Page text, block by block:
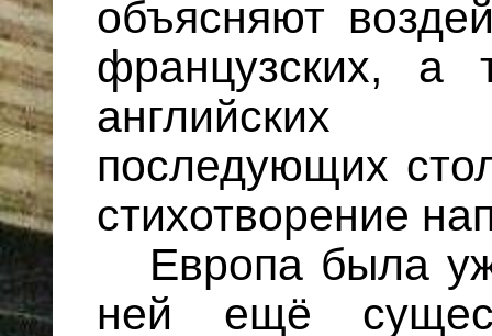
объ­яс­няют
французских, а
английских
последующих
стихотворение
Европа была
ней ещё